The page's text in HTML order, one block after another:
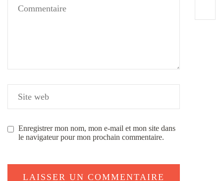
Enregistrer mon nom, mon e-mail et mon site dans
le navigateur pour mon prochain commentaire.